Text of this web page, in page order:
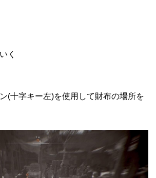
く
(十字キー左)を使用して財布の場所を